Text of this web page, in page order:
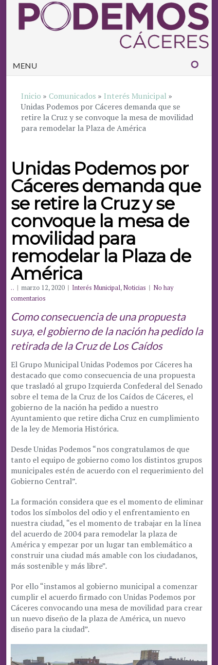
MENU
Inicio » Comunicados » Interés Municipal »
Unidas Podemos por Cáceres demanda que se
retire la Cruz y se convoque la mesa de movilidad
para remodelar la Plaza de América
Unidas Podemos por
Cáceres demanda que
se retire la Cruz y se
convoque la mesa de
movilidad para
remodelar la Plaza de
América
. . | marzo 12, 2020 | Interés Municipal,Noticias | No hay
comentarios
Como consecuencia de una propuesta
suya, el gobierno de la nación ha pedido la
retirada de la Cruz de Los Caídos
El Grupo Municipal Unidas Podemos por Cáceres ha
destacado que como consecuencia de una propuesta
que trasladó al grupo Izquierda Confederal del Senado
sobre el tema de la Cruz de los Caídos de Cáceres, el
gobierno de la nación ha pedido a nuestro
Ayuntamiento que retire dicha Cruz en cumplimiento
de la ley de Memoria Histórica.
Desde Unidas Podemos “nos congratulamos de que
tanto el equipo de gobierno como los distintos grupos
municipales estén de acuerdo con el requerimiento del
Gobierno Central”.
La formación considera que es el momento de eliminar
todos los símbolos del odio y el enfrentamiento en
nuestra ciudad, “es el momento de trabajar en la línea
del acuerdo de 2004 para remodelar la plaza de
América y empezar por un lugar tan emblemático a
construir una ciudad más amable con los ciudadanos,
más sostenible y más libre”.
Por ello “instamos al gobierno municipal a comenzar
cumplir el acuerdo firmado con Unidas Podemos por
Cáceres convocando una mesa de movilidad para crear
un nuevo diseño de la plaza de América, un nuevo
diseño para la ciudad”.